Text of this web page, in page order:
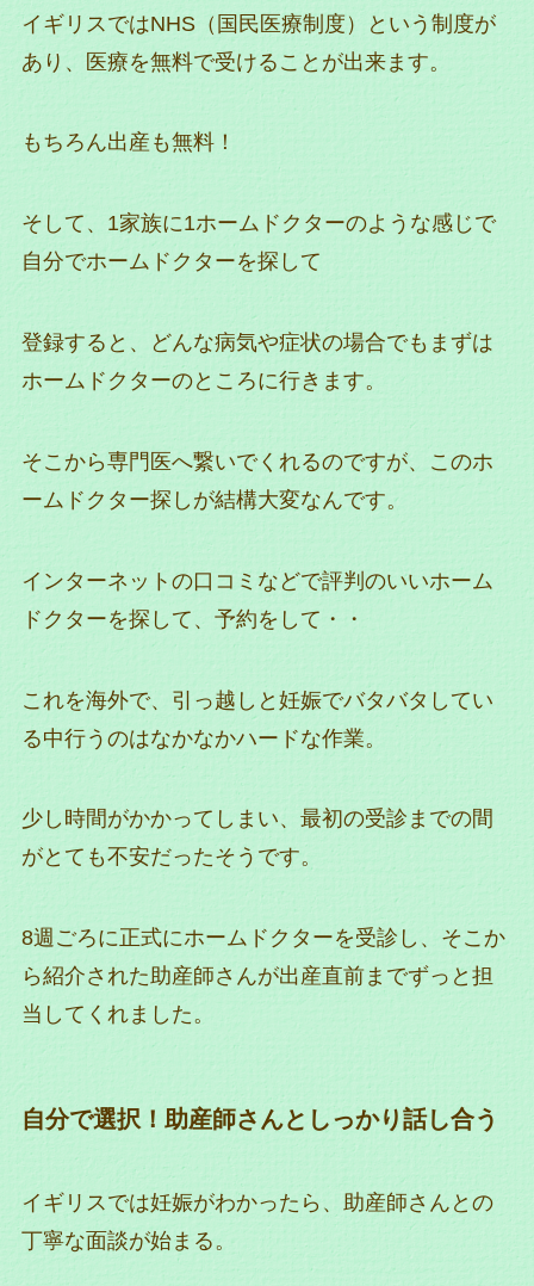
イギリスではNHS（国民医療制度）という制度が
あり、医療を無料で受けることが出来ます。
もちろん出産も無料！
そして、1家族に1ホームドクターのような感じで
自分でホームドクターを探して
登録すると、どんな病気や症状の場合でもまずは
ホームドクターのところに行きます。
そこから専門医へ繋いでくれるのですが、このホ
ームドクター探しが結構大変なんです。
インターネットの口コミなどで評判のいいホーム
ドクターを探して、予約をして・・
これを海外で、引っ越しと妊娠でバタバタしてい
る中行うのはなかなかハードな作業。
少し時間がかかってしまい、最初の受診までの間
がとても不安だったそうです。
8週ごろに正式にホームドクターを受診し、そこか
ら紹介された助産師さんが出産直前までずっと担
当してくれました。
自分で選択！助産師さんとしっかり話し合う
イギリスでは妊娠がわかったら、助産師さんとの
丁寧な面談が始まる。